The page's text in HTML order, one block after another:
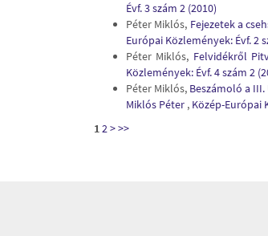
Évf. 3 szám 2 (2010)
Péter Miklós, Fejezetek a
Európai Közlemények: Évf. 2
Péter Miklós, Felvidékről
Közlemények: Évf. 4 szám 2
Péter Miklós, Beszámoló a
Miklós Péter , Közép-Európai
12>>>